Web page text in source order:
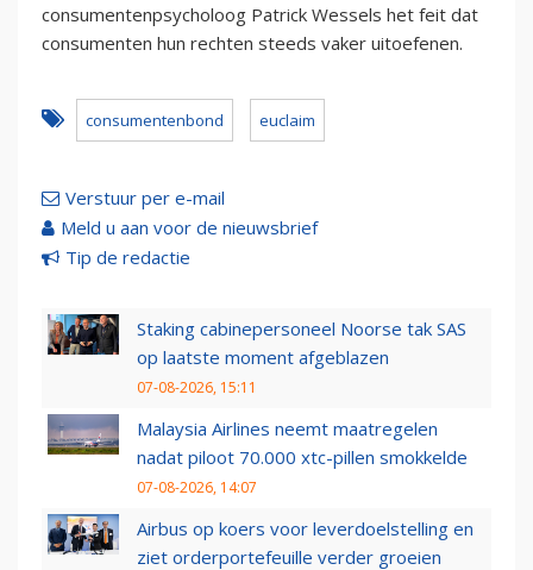
consumentenpsycholoog Patrick Wessels het feit dat
consumenten hun rechten steeds vaker uitoefenen.
consumentenbond euclaim
Verstuur per e-mail
Meld u aan voor de nieuwsbrief
Tip de redactie
Staking cabinepersoneel Noorse tak SAS
op laatste moment afgeblazen
07-08-2026, 15:11
Malaysia Airlines neemt maatregelen
nadat piloot 70.000 xtc-pillen smokkelde
07-08-2026, 14:07
Airbus op koers voor leverdoelstelling en
ziet orderportefeuille verder groeien